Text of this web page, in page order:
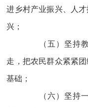
进乡村产业振兴、人
兴；
（五）坚持教
走，把农民群众紧紧
基础；
（六）坚持一